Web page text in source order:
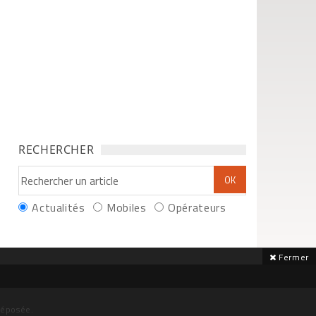
RECHERCHER
Actualités Mobiles Opérateurs
Fermer